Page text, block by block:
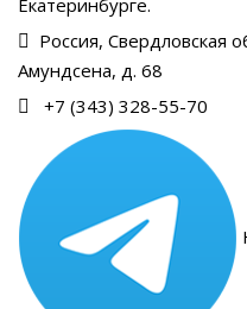
Екатеринбурге.
Россия, Свердловская
Амундсена, д. 68
+7 (343) 328-55-70